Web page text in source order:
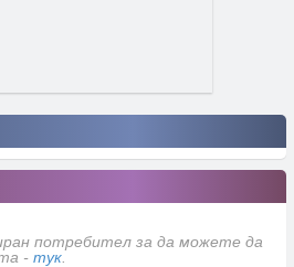
потребител за да можете да
- тук